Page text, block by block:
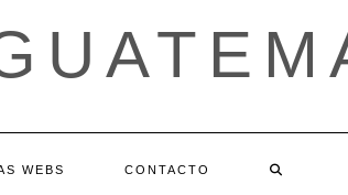
WEBS CONTACTO